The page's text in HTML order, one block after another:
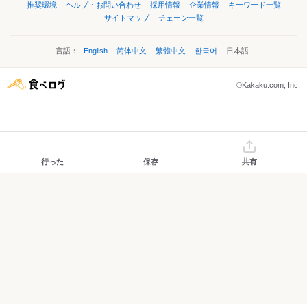
推奨環境
ヘルプ・お問い合わせ 採用情報 企業情報
キーワード一覧
サイトマップ
チェーン一覧
言語： English 简体中文 繁體中文 한국어 日本語
©Kakaku.com, Inc.
行った 保存 共有